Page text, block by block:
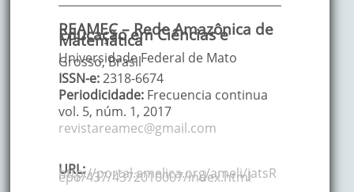
REAMEC – Rede Amazônica de
Educação em Ciências e
Matemática
Universidade Federal de Mato
Grosso, Brasil
ISSN-e:2318-6674
Periodicidade: Frecuencia continua
vol. 5, núm. 1, 2017
revistareamec@gmail.com
URL:
http://portal.amelica.org/ameli/jatsR
epo/437/4372010007/index.html